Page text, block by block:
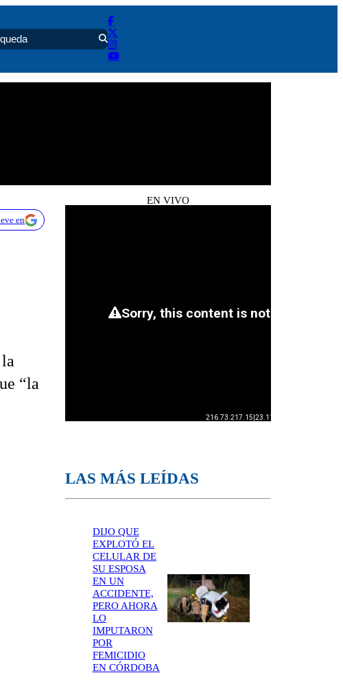
en
“la
EN VIVO
LAS MÁS LEÍDAS
DIJO QUE
EXPLOTÓ EL
CELULAR DE
SU ESPOSA
EN UN
ACCIDENTE,
PERO AHORA
LO
IMPUTARON
POR
FEMICIDIO
EN CÓRDOBA